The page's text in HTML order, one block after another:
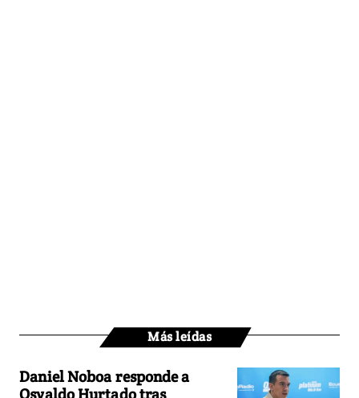
Más leídas
Daniel Noboa responde a
Osvaldo Hurtado tras